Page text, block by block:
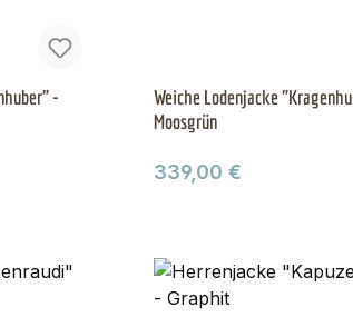
-
Weiche Lodenjacke
Moosgrün
Regulärer Preis:
339,00 €